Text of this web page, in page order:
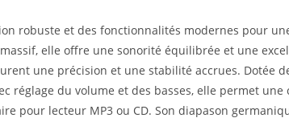
robuste et des fonctionnalités modernes pour
elle offre une sonorité équilibrée et une
une précision et une stabilité accrues. Dotée
réglage du volume et des basses, elle permet
pour lecteur MP3 ou CD. Son diapason